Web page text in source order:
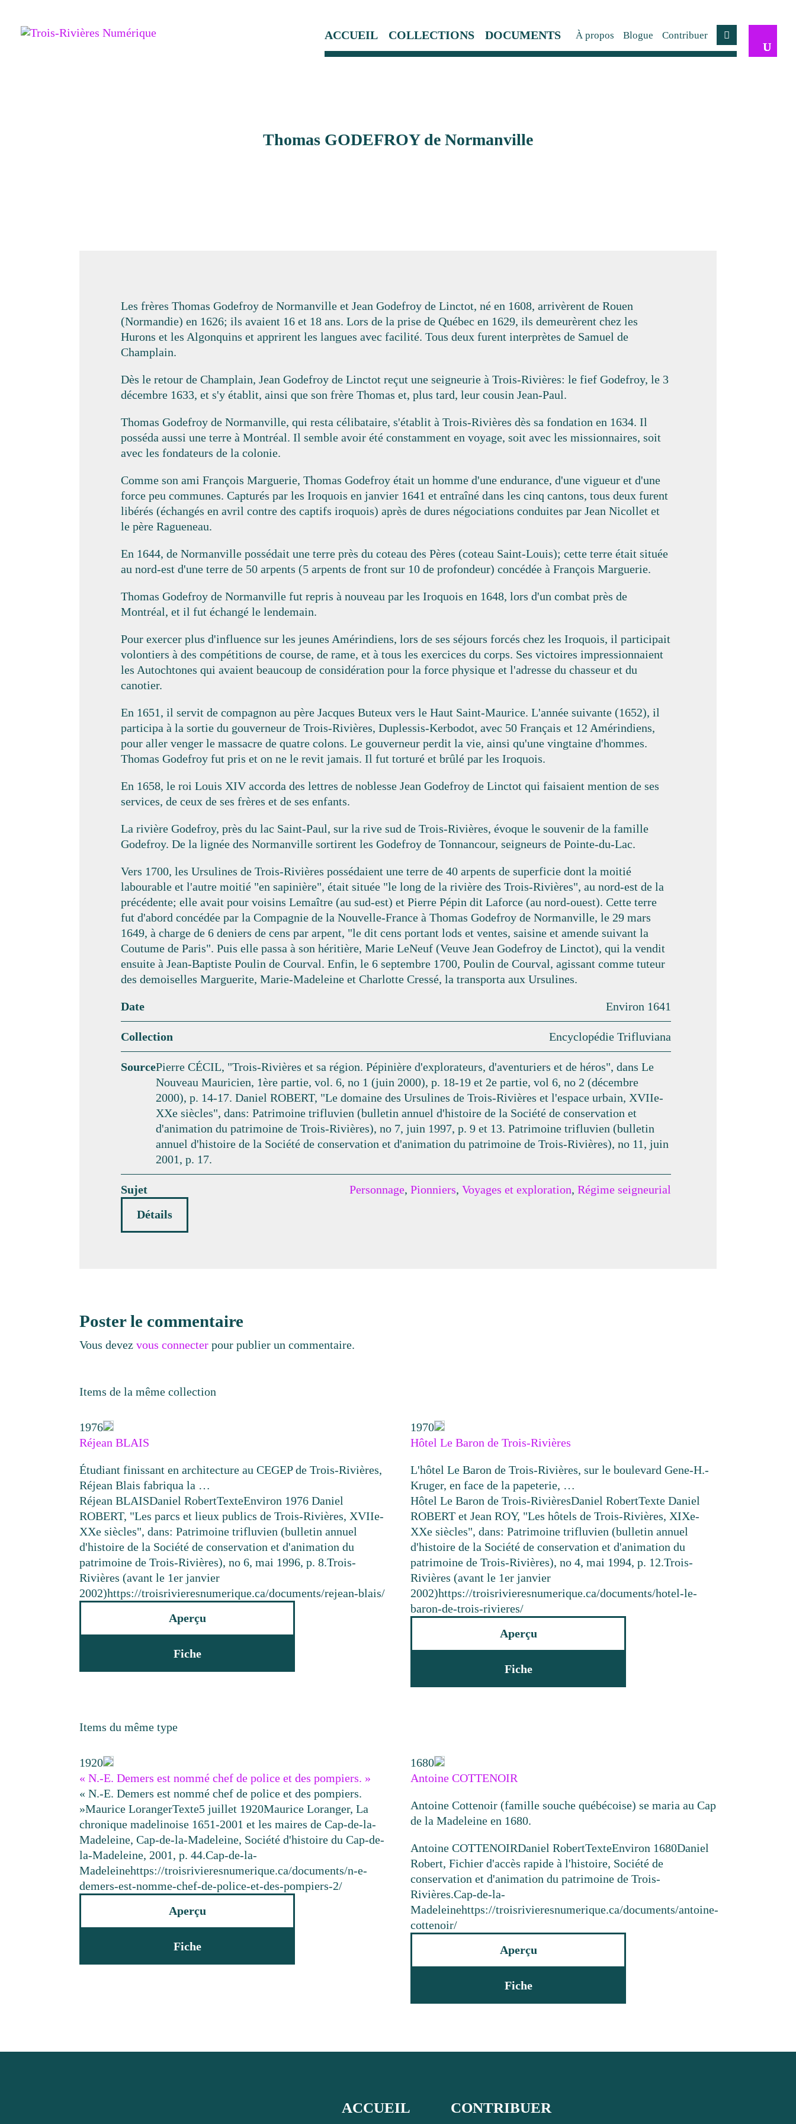
ACCUEIL COLLECTIONS DOCUMENTS À propos Blogue Contribuer Compte
Thomas GODEFROY de Normanville
Les frères Thomas Godefroy de Normanville et Jean Godefroy de Linctot, né en 1608, arrivèrent de Rouen
(Normandie) en 1626; ils avaient 16 et 18 ans. Lors de la prise de Québec en 1629, ils demeurèrent chez les
Hurons et les Algonquins et apprirent les langues avec facilité. Tous deux furent interprètes de Samuel de
Champlain.
Dès le retour de Champlain, Jean Godefroy de Linctot reçut une seigneurie à Trois-Rivières: le fief Godefroy, le 3
décembre 1633, et s'y établit, ainsi que son frère Thomas et, plus tard, leur cousin Jean-Paul.
Thomas Godefroy de Normanville, qui resta célibataire, s'établit à Trois-Rivières dès sa fondation en 1634. Il
posséda aussi une terre à Montréal. Il semble avoir été constamment en voyage, soit avec les missionnaires, soit
avec les fondateurs de la colonie.
Comme son ami François Marguerie, Thomas Godefroy était un homme d'une endurance, d'une vigueur et d'une
force peu communes. Capturés par les Iroquois en janvier 1641 et entraîné dans les cinq cantons, tous deux furent
libérés (échangés en avril contre des captifs iroquois) après de dures négociations conduites par Jean Nicollet et
le père Ragueneau.
En 1644, de Normanville possédait une terre près du coteau des Pères (coteau Saint-Louis); cette terre était située
au nord-est d'une terre de 50 arpents (5 arpents de front sur 10 de profondeur) concédée à François Marguerie.
Thomas Godefroy de Normanville fut repris à nouveau par les Iroquois en 1648, lors d'un combat près de
Montréal, et il fut échangé le lendemain.
Pour exercer plus d'influence sur les jeunes Amérindiens, lors de ses séjours forcés chez les Iroquois, il participait
volontiers à des compétitions de course, de rame, et à tous les exercices du corps. Ses victoires impressionnaient
les Autochtones qui avaient beaucoup de considération pour la force physique et l'adresse du chasseur et du
canotier.
En 1651, il servit de compagnon au père Jacques Buteux vers le Haut Saint-Maurice. L'année suivante (1652), il
participa à la sortie du gouverneur de Trois-Rivières, Duplessis-Kerbodot, avec 50 Français et 12 Amérindiens,
pour aller venger le massacre de quatre colons. Le gouverneur perdit la vie, ainsi qu'une vingtaine d'hommes.
Thomas Godefroy fut pris et on ne le revit jamais. Il fut torturé et brûlé par les Iroquois.
En 1658, le roi Louis XIV accorda des lettres de noblesse Jean Godefroy de Linctot qui faisaient mention de ses
services, de ceux de ses frères et de ses enfants.
La rivière Godefroy, près du lac Saint-Paul, sur la rive sud de Trois-Rivières, évoque le souvenir de la famille
Godefroy. De la lignée des Normanville sortirent les Godefroy de Tonnancour, seigneurs de Pointe-du-Lac.
Vers 1700, les Ursulines de Trois-Rivières possédaient une terre de 40 arpents de superficie dont la moitié
labourable et l'autre moitié "en sapinière", était située "le long de la rivière des Trois-Rivières", au nord-est de la
précédente; elle avait pour voisins Lemaître (au sud-est) et Pierre Pépin dit Laforce (au nord-ouest). Cette terre
fut d'abord concédée par la Compagnie de la Nouvelle-France à Thomas Godefroy de Normanville, le 29 mars
1649, à charge de 6 deniers de cens par arpent, "le dit cens portant lods et ventes, saisine et amende suivant la
Coutume de Paris". Puis elle passa à son héritière, Marie LeNeuf (Veuve Jean Godefroy de Linctot), qui la vendit
ensuite à Jean-Baptiste Poulin de Courval. Enfin, le 6 septembre 1700, Poulin de Courval, agissant comme tuteur
des demoiselles Marguerite, Marie-Madeleine et Charlotte Cressé, la transporta aux Ursulines.
Date Environ 1641
Collection Encyclopédie Trifluviana
SourcePierre CÉCIL, "Trois-Rivières et sa région. Pépinière d'explorateurs, d'aventuriers et de héros", dans Le
Nouveau Mauricien, 1ère partie, vol. 6, no 1 (juin 2000), p. 18-19 et 2e partie, vol 6, no 2 (décembre
2000), p. 14-17. Daniel ROBERT, "Le domaine des Ursulines de Trois-Rivières et l'espace urbain, XVIIe-
XXe siècles", dans: Patrimoine trifluvien (bulletin annuel d'histoire de la Société de conservation et
d'animation du patrimoine de Trois-Rivières), no 7, juin 1997, p. 9 et 13. Patrimoine trifluvien (bulletin
annuel d'histoire de la Société de conservation et d'animation du patrimoine de Trois-Rivières), no 11, juin
2001, p. 17.
Sujet Personnage, Pionniers, Voyages et exploration, Régime seigneurial
Détails
Poster le commentaire
Vous devezvous connecter pour publier un commentaire.
Items de la même collection
1976
Réjean BLAIS
Étudiant finissant en architecture au CEGEP de Trois-Rivières,
Réjean Blais fabriqua la …
Réjean BLAISDaniel RobertTexteEnviron 1976 Daniel
ROBERT, "Les parcs et lieux publics de Trois-Rivières, XVIIe-
XXe siècles", dans: Patrimoine trifluvien (bulletin annuel
d'histoire de la Société de conservation et d'animation du
patrimoine de Trois-Rivières), no 6, mai 1996, p. 8.Trois-
Rivières (avant le 1er janvier
2002)https://troisrivieresnumerique.ca/documents/rejean-blais/
Aperçu
Fiche
1970
Hôtel Le Baron de Trois-Rivières
L'hôtel Le Baron de Trois-Rivières, sur le boulevard Gene-H.-
Kruger, en face de la papeterie, …
Hôtel Le Baron de Trois-RivièresDaniel RobertTexte Daniel
ROBERT et Jean ROY, "Les hôtels de Trois-Rivières, XIXe-
XXe siècles", dans: Patrimoine trifluvien (bulletin annuel
d'histoire de la Société de conservation et d'animation du
patrimoine de Trois-Rivières), no 4, mai 1994, p. 12.Trois-
Rivières (avant le 1er janvier
2002)https://troisrivieresnumerique.ca/documents/hotel-le-
baron-de-trois-rivieres/
Aperçu
Fiche
Items du même type
1920
« N.-E. Demers est nommé chef de police et des pompiers. »
« N.-E. Demers est nommé chef de police et des pompiers.
»Maurice LorangerTexte5 juillet 1920Maurice Loranger, La
chronique madelinoise 1651-2001 et les maires de Cap-de-la-
Madeleine, Cap-de-la-Madeleine, Société d'histoire du Cap-de-
la-Madeleine, 2001, p. 44.Cap-de-la-
Madeleinehttps://troisrivieresnumerique.ca/documents/n-e-
demers-est-nomme-chef-de-police-et-des-pompiers-2/
Aperçu
Fiche
1680
Antoine COTTENOIR
Antoine Cottenoir (famille souche québécoise) se maria au Cap
de la Madeleine en 1680.
Antoine COTTENOIRDaniel RobertTexteEnviron 1680Daniel
Robert, Fichier d'accès rapide à l'histoire, Société de
conservation et d'animation du patrimoine de Trois-
Rivières.Cap-de-la-
Madeleinehttps://troisrivieresnumerique.ca/documents/antoine-
cottenoir/
Aperçu
Fiche
ACCUEIL
CONTRIBUER